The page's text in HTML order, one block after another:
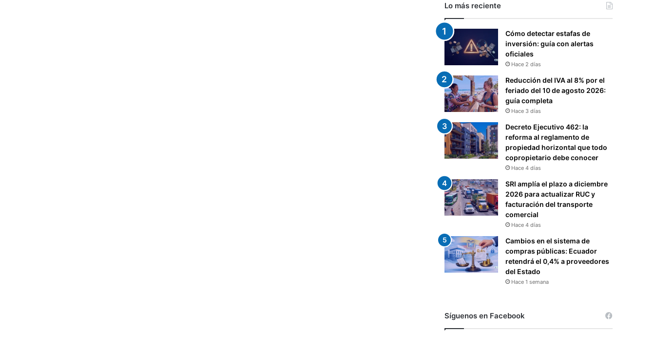
Lo más reciente
Cómo detectar estafas de
inversión: guía con alertas
oficiales
Hace 2 días
Reducción del IVA al 8% por el
feriado del 10 de agosto 2026:
guía completa
Hace 3 días
Decreto Ejecutivo 462: la
reforma al reglamento de
propiedad horizontal que todo
copropietario debe conocer
Hace 4 días
SRI amplía el plazo a diciembre
2026 para actualizar RUC y
facturación del transporte
comercial
Hace 4 días
Cambios en el sistema de
compras públicas: Ecuador
retendrá el 0,4% a proveedores
del Estado
Hace 1 semana
Síguenos en Facebook